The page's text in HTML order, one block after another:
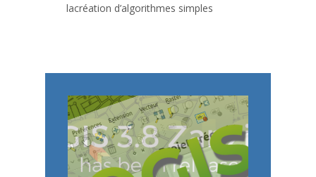
lacréation d’algorithmes simples